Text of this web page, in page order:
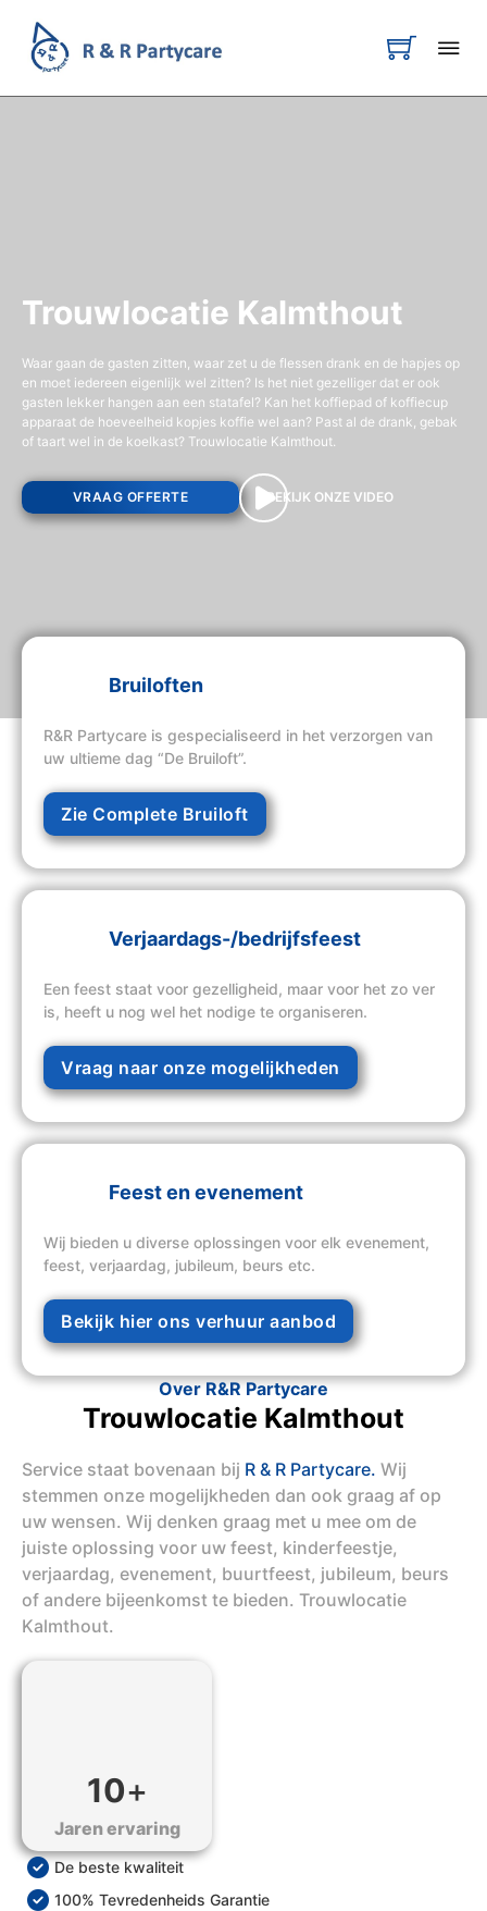
Trouwlocatie Kalmthout
Waar gaan de gasten zitten, waar zet u de flessen drank en de hapjes op
en moet iedereen eigenlijk wel zitten? Is het niet gezelliger dat er ook
gasten lekker hangen aan een statafel? Kan het koffiepad of koffiecup
apparaat de hoeveelheid kopjes koffie wel aan? Past al de drank, gebak
of taart wel in de koelkast? Trouwlocatie Kalmthout.
VRAAG OFFERTE BEKIJK ONZE VIDEO
Bruiloften
R&R Partycare is gespecialiseerd in het verzorgen van
uw ultieme dag “De Bruiloft”.
Zie Complete Bruiloft
Verjaardags-/bedrijfsfeest
Een feest staat voor gezelligheid, maar voor het zo ver
is, heeft u nog wel het nodige te organiseren.
Vraag naar onze mogelijkheden
Feest en evenement
Wij bieden u diverse oplossingen voor elk evenement,
feest, verjaardag, jubileum, beurs etc.
Bekijk hier ons verhuur aanbod
Over R&R Partycare
Trouwlocatie Kalmthout
Service staat bovenaan bij R & R Partycare. Wij
stemmen onze mogelijkheden dan ook graag af op
uw wensen. Wij denken graag met u mee om de
juiste oplossing voor uw feest, kinderfeestje,
verjaardag, evenement, buurtfeest, jubileum, beurs
of andere bijeenkomst te bieden. Trouwlocatie
Kalmthout.
10+
Jaren ervaring
De beste kwaliteit
100% Tevredenheids Garantie